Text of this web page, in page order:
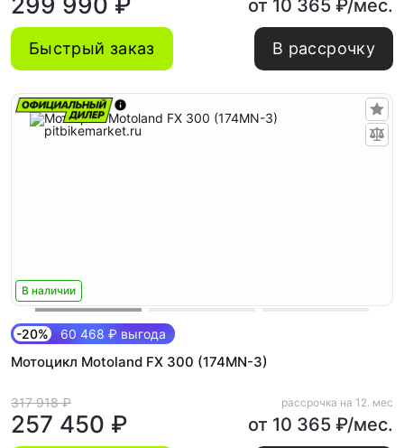
от 10 365 ₽/мес.
Быстрый заказ В рассрочку
В наличии
-20% 60 468 ₽ выгода
Мотоцикл Motoland FX 300 (174MN-3)
317 918 ₽
257 450 ₽
рассрочка на 12. мес
от 10 365 ₽/мес.